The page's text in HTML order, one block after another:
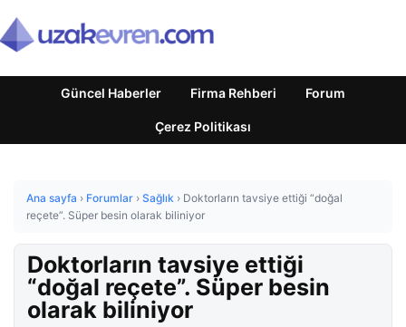
Güncel Haberler Firma Rehberi Forum
Çerez Politikası
Ana sayfa › Forumlar › Sağlık › Doktorların tavsiye ettiği “doğal
reçete”. Süper besin olarak biliniyor
Doktorların tavsiye ettiği
“doğal reçete”. Süper besin
olarak biliniyor